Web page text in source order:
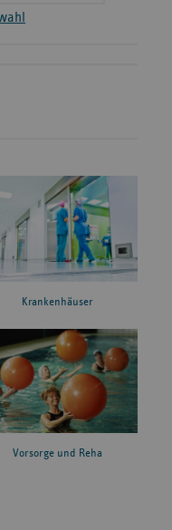
Krankenhäuser
Vorsorge und Reha